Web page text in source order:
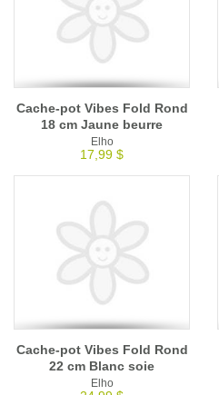
Cache-pot Vibes Fold Rond
18 cm Jaune beurre
Elho
17,99 $
Cache-pot Vibes Fold Rond
22 cm Blanc soie
Elho